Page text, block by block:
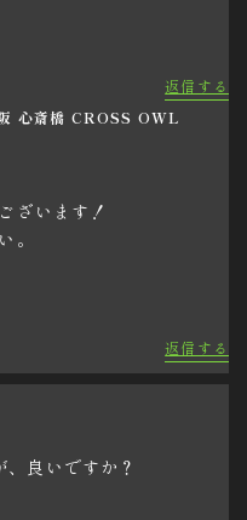
返信する
心斎橋 CROSS OWL
ざいます！
。
返信する
良いですか？